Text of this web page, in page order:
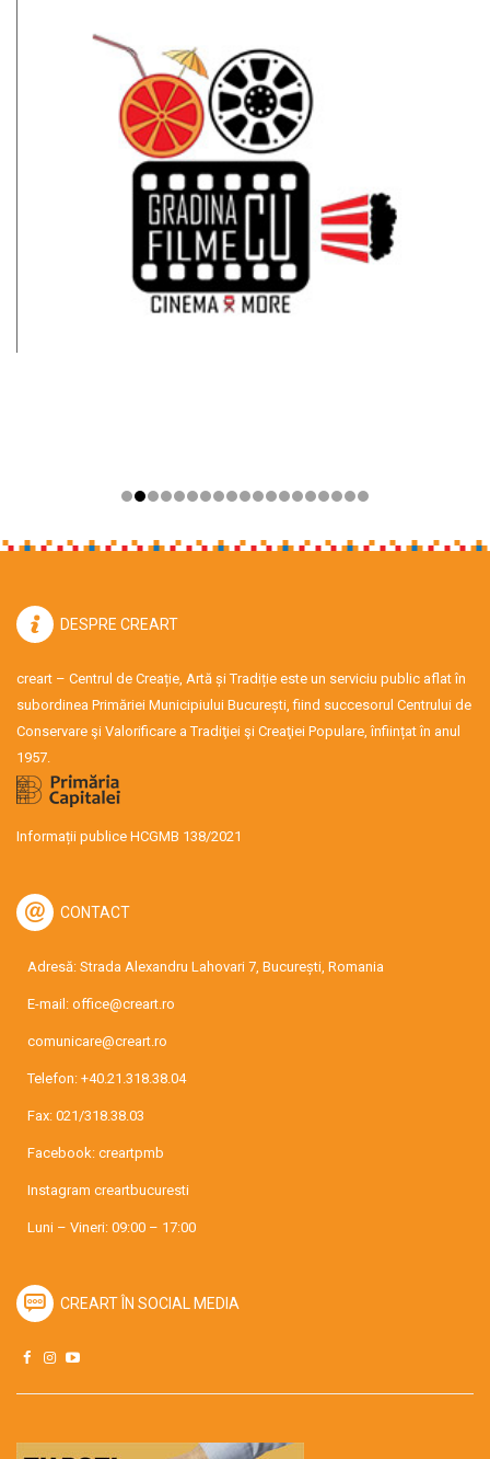
DESPRE CREART
creart – Centrul de Creație, Artă și Tradiție este un serviciu public aflat în
subordinea Primăriei Municipiului București, fiind succesorul Centrului de
Conservare şi Valorificare a Tradiţiei şi Creaţiei Populare, înființat în anul
1957.
Informații publice HCGMB 138/2021
CONTACT
Adresă: Strada Alexandru Lahovari 7, București, Romania
E-mail: office@creart.ro
comunicare@creart.ro
Telefon: +40.21.318.38.04
Fax: 021/318.38.03
Facebook: creartpmb
Instagram creartbucuresti
Luni – Vineri: 09:00 – 17:00
CREART ÎN SOCIAL MEDIA